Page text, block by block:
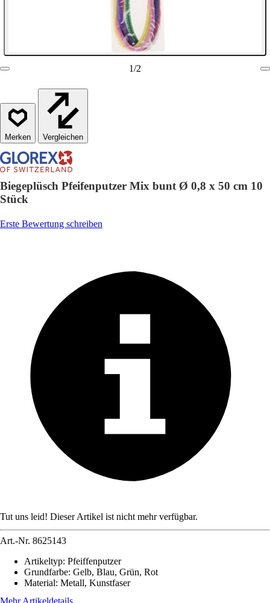
1/2
Vergleichen
Biegeplüsch Pfeifenputzer Mix bunt Ø 0,8 x 50 cm 10
Stück
Erste Bewertung schreiben
Tut uns leid! Dieser Artikel ist nicht mehr verfügbar.
Art.-Nr. 8625143
Artikeltyp: Pfeiffenputzer
Grundfarbe: Gelb, Blau, Grün, Rot
Material: Metall, Kunstfaser
Mehr Artikeldetails